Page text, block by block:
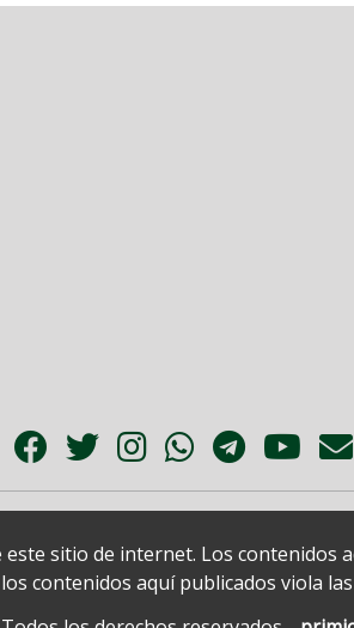
sitio de internet. Los contenidos
contenidos aquí publicados viola